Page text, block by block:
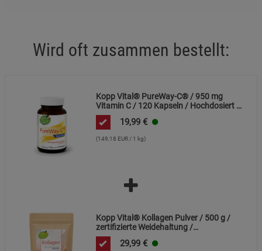
Wird oft zusammen bestellt:
Kopp Vital® PureWay-C® / 950 mg
Vitamin C / 120 Kapseln / Hochdosiert /
Schnelle Resorption / Vegan
19,99 €
(149,18 EUR / 1 kg)
Kopp Vital® Kollagen Pulver / 500 g /
zertifizierte Weidehaltung /
Kollagenhydrolysat / Kollagenpeptid /
91% Eiweiß
29,99 €